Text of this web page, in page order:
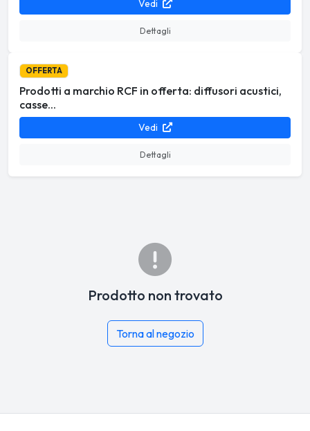
Vedi
Dettagli
OFFERTA
Prodotti a marchio RCF in offerta: diffusori acustici,
casse...
Vedi
Dettagli
Prodotto non trovato
Torna al negozio